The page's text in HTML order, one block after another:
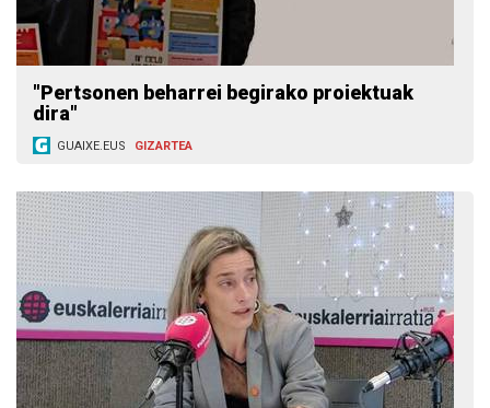
"Pertsonen beharrei begirako proiektuak
dira"
GUAIXE.EUS GIZARTEA